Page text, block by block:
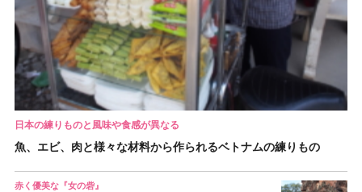
日本の練りものと風味や食感が異なる
魚、エビ、肉と様々な材料から作られるベトナムの練りもの
赤く優美な『女の砦』